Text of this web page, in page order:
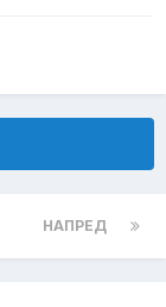
НАПРЕД